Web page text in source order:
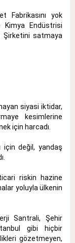
Fabrikasını yok
Kimya Endüstrisi
Şirketini satmaya
siyasi iktidar,
kesimlerine
için harcadı.
için değil, yandaş
riskin hazine
yoluyla ülkenin
Santrali, Şehir
gibi hiçbir
gözetmeyen,